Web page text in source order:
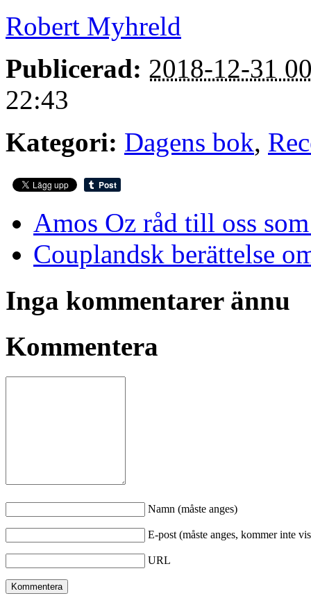
Robert Myhreld
Publicerad: 2018-12-31
22:43
Kategori: Dagens bok,
Amos Oz råd till oss
Couplandsk berättelse
Inga kommentarer ännu
Kommentera
Namn (måste anges)
E-post (måste anges, kommer inte
URL